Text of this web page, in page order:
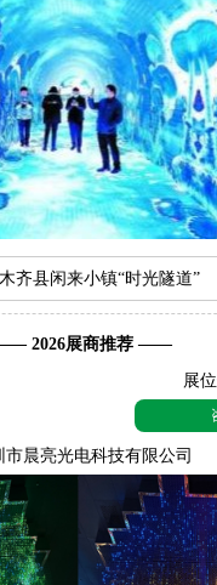
齐县闲来小镇“时光隧道”
2026展商推荐 ——
展
市晨亮光电科技有限公司